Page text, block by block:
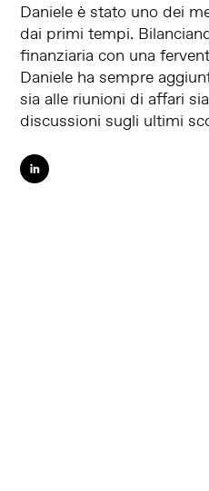
Daniele è stato uno dei
dai primi tempi.
finanziaria con una
Daniele ha sempre
sia alle riunioni di affari
discussioni sugli ultimi